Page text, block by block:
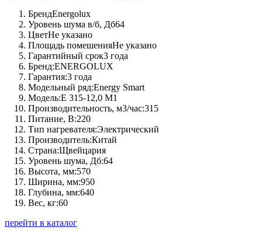
БрендEnergolux
Уровень шума в/б, Дб64
ЦветНе указано
Площадь помешенияНе указано
Гарантийный срок3 года
Бренд:ENERGOLUX
Гарантия:3 года
Модельный ряд:Energy Smart
Модель:E 315-12,0 M1
Производительность, м3/час:315
Питание, В:220
Тип нагревателя:Электрический
Производитель:Китай
Страна:Щвейцария
Уровень шума, Дб:64
Высота, мм:570
Ширина, мм:950
Глубина, мм:640
Вес, кг:60
перейти в каталог